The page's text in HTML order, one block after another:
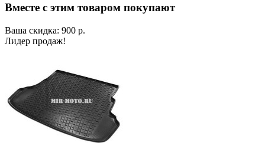
Вместе с этим товаром покупают
Ваша скидка: 900 р.
Лидер продаж!